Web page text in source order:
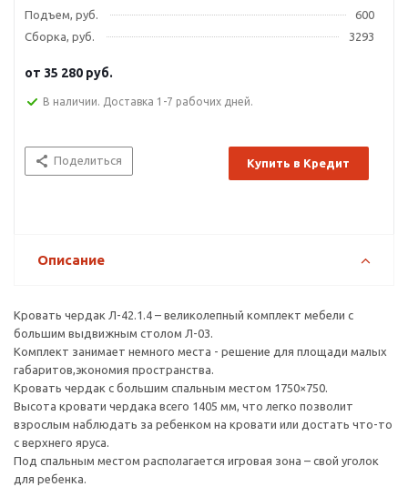
Подъем, руб.
600
Сборка, руб.
3293
от 35 280 руб.
В наличии. Доставка 1-7 рабочих дней.
Поделиться Купить в Кредит
Описание
Кровать чердак Л-42.1.4 – великолепный комплект мебели с
большим выдвижным столом Л-03.
Комплект занимает немного места - решение для площади малых
габаритов,экономия пространства.
Кровать чердак с большим спальным местом 1750×750.
Высота кровати чердака всего 1405 мм, что легко позволит
взрослым наблюдать за ребенком на кровати или достать что-то
с верхнего яруса.
Под спальным местом располагается игровая зона – свой уголок
для ребенка.